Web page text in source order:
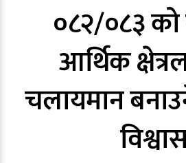
०८२/०८३
आर्थिक
चलायमान